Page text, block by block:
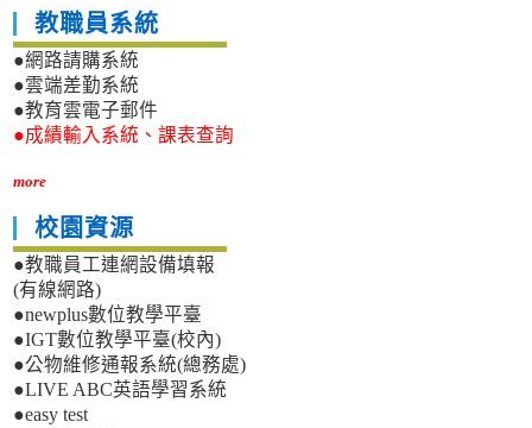
教職員系統
●網路請購系統
●雲端差勤系統
●教育雲電子郵件
●成績輸入系統、課表查詢
more
校園資源
●教職員工連網設備填報
(有線網路)
●newplus數位教學平臺
●IGT數位教學平臺(校內)
●公物維修通報系統(總務處)
●LIVE ABC英語學習系統
●easy test